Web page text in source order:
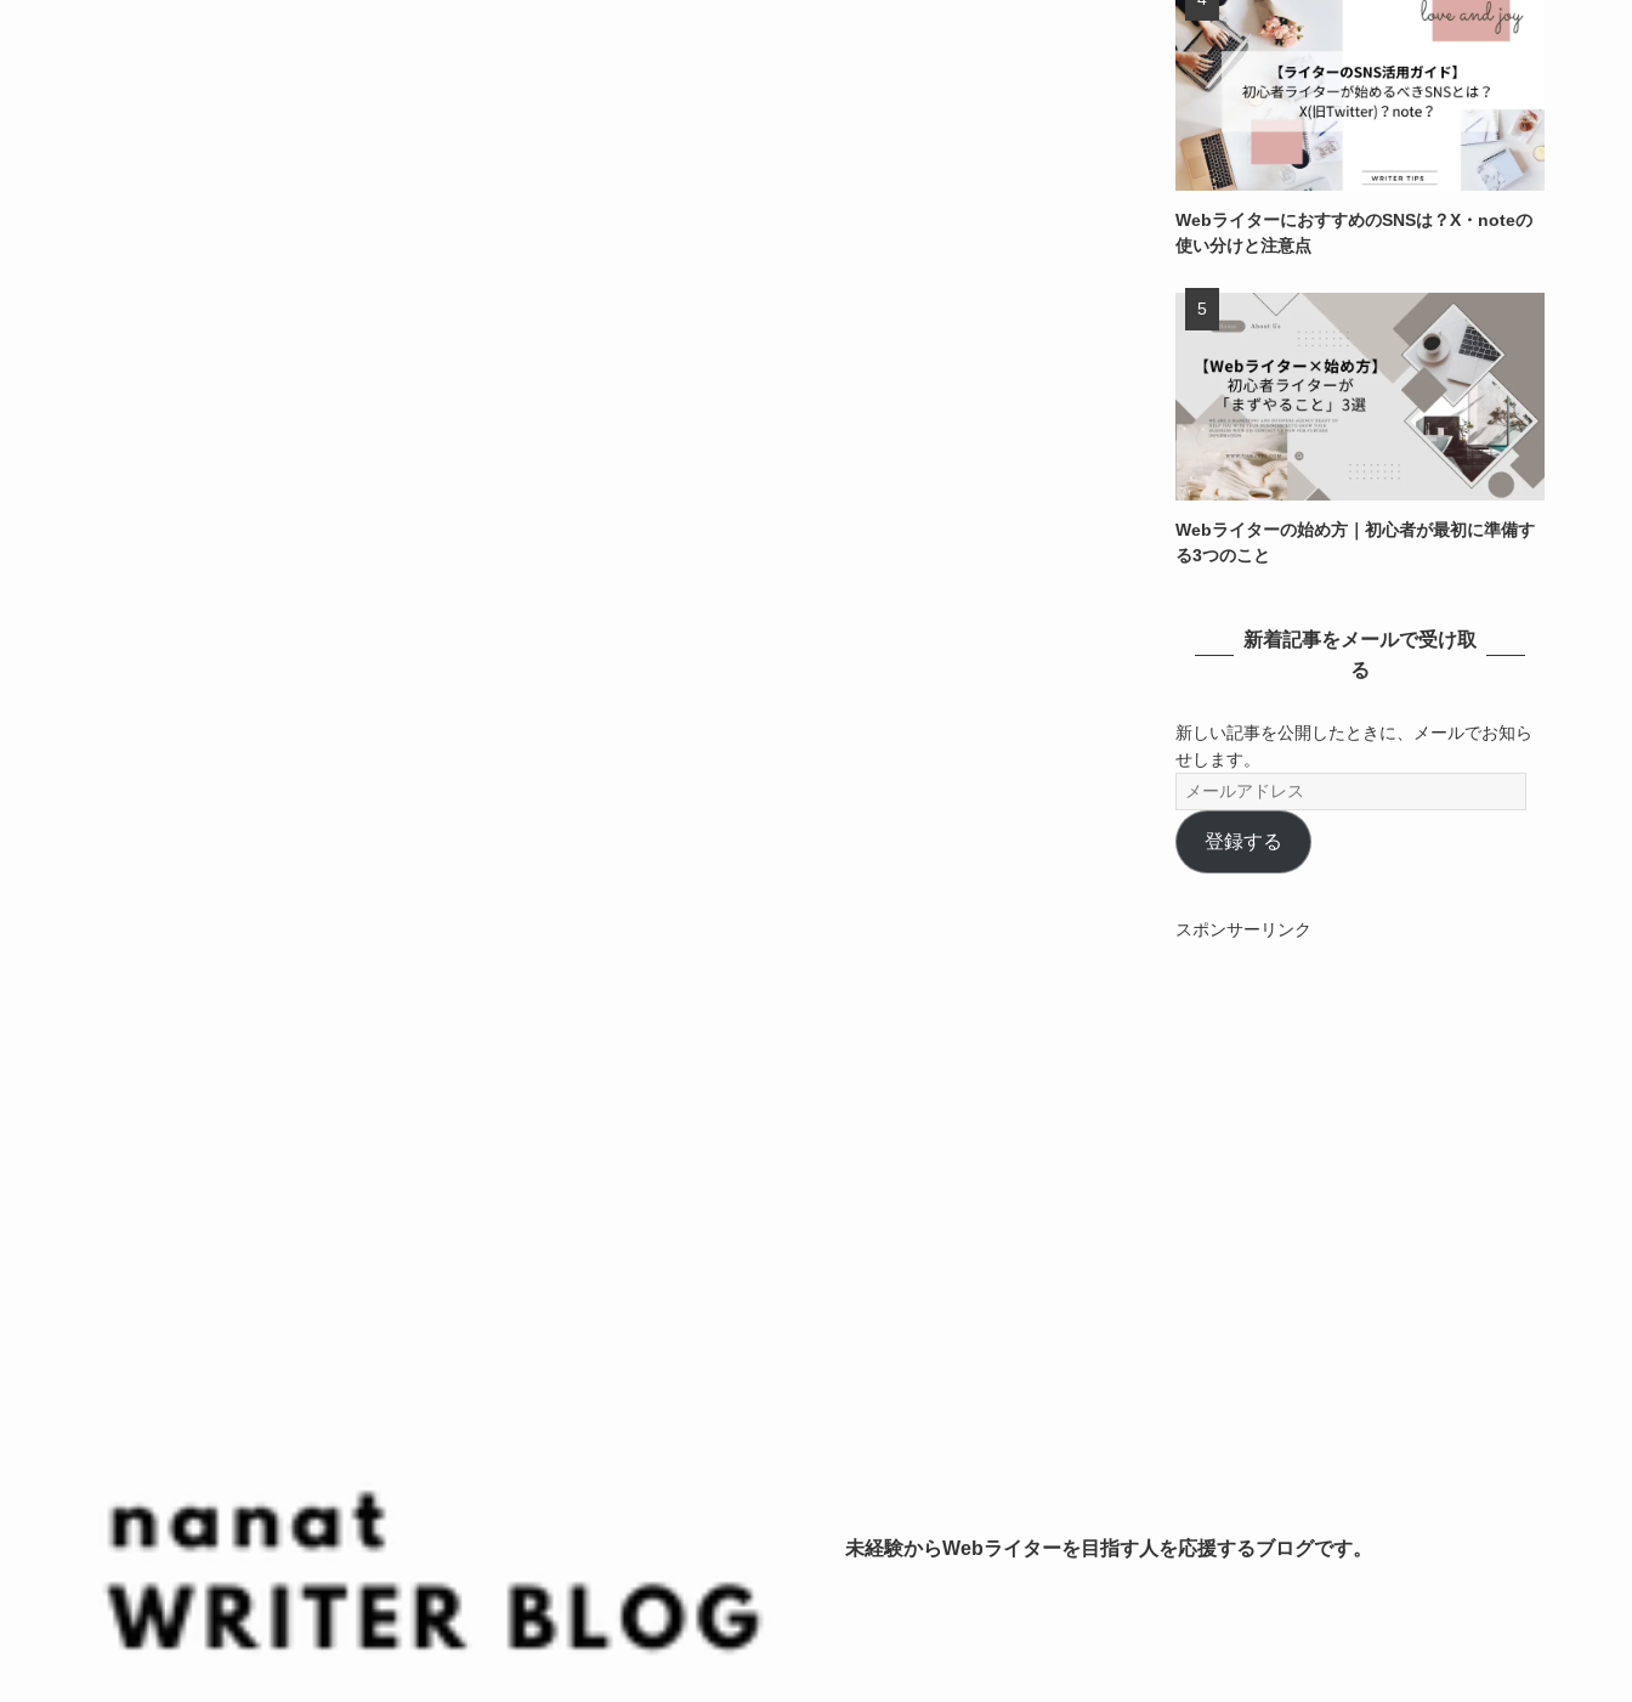
WebライターにおすすめのSNSは？X・noteの
使い分けと注意点
Webライターの始め方｜初心者が最初に準備す
る3つのこと
新着記事をメールで受け取
る
新しい記事を公開したときに、メールでお知ら
せします。
ー
ル
ア
登録する
スポンサーリンク
未経験からWebライターを目指す人を応援するブログです。